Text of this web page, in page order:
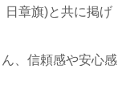
日章旗)と共に掲げ
、信頼感や安心感